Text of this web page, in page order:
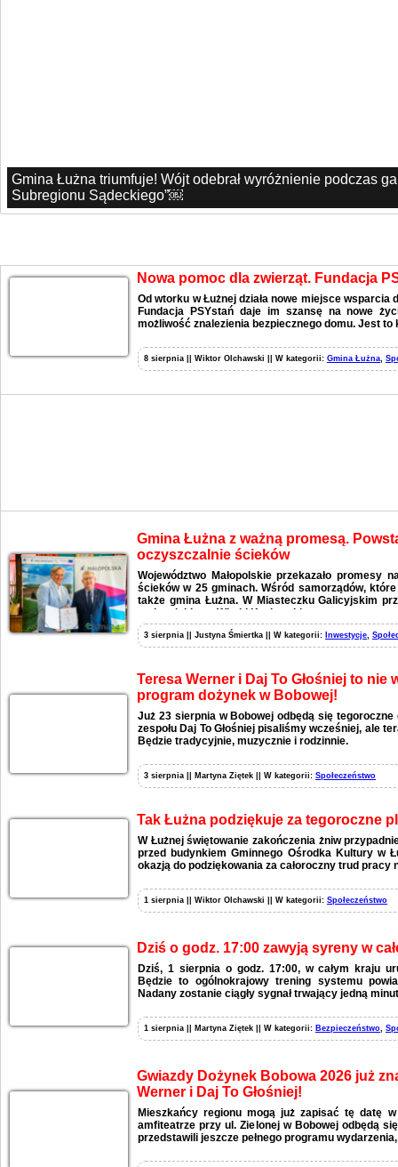
Gmina Łużna triumfuje! Wójt odebrał wyróżnienie podczas
Subregionu Sądeckiego”￼
Nowa pomoc dla zwierząt. Fundacja
Od wtorku w Łużnej działa nowe miejsce
Fundacja PSYstań daje im szansę na nowe
możliwość znalezienia bezpiecznego domu. Jest
8 sierpnia || Wiktor Olchawski || W kategorii: Gmina Łużna
Gmina Łużna z ważną promesą.
oczyszczalnie ścieków
Województwo Małopolskie przekazało promesy
ścieków w 25 gminach. Wśród samorządów,
także gmina Łużna. W Miasteczku Galicyjskim
małopolskiego, Witold Kozłowski.
3 sierpnia || Justyna Śmiertka || W kategorii: Inwestycje
Teresa Werner i Daj To Głośniej to nie
program dożynek w Bobowej!
Już 23 sierpnia w Bobowej odbędą się
zespołu Daj To Głośniej pisaliśmy wcześniej, ale
Będzie tradycyjnie, muzycznie i rodzinnie.
3 sierpnia || Martyna Ziętek || W kategorii: Społeczeństwo
Tak Łużna podziękuje za tegoroczne
W Łużnej świętowanie zakończenia żniw
przed budynkiem Gminnego Ośrodka Kultury w
okazją do podziękowania za całoroczny trud pracy
1 sierpnia || Wiktor Olchawski || W kategorii: Społeczeństwo
Dziś o godz. 17:00 zawyją syreny w
Dziś, 1 sierpnia o godz. 17:00, w całym kraju
Będzie to ogólnokrajowy trening systemu
Nadany zostanie ciągły sygnał trwający jedną
1 sierpnia || Martyna Ziętek || W kategorii: Bezpieczeństwo
Gwiazdy Dożynek Bobowa 2026 już
Werner i Daj To Głośniej!
Mieszkańcy regionu mogą już zapisać tę datę
amfiteatrze przy ul. Zielonej w Bobowej odbędą
przedstawili jeszcze pełnego programu